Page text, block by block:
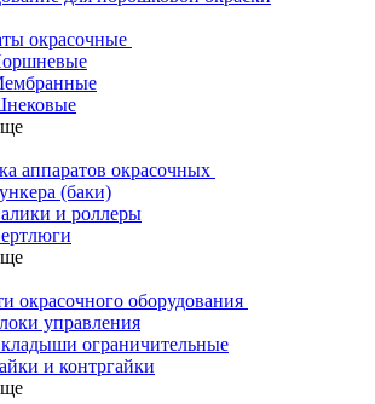
окрасочные
аппаратов окрасочных
(баки)
и роллеры
окрасочного оборудования
управления
ограничительные
и контргайки